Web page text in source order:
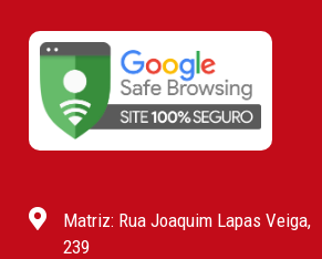
Matriz: Rua Joaquim Lapas Veiga,
239